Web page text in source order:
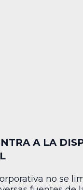
A LA
no se